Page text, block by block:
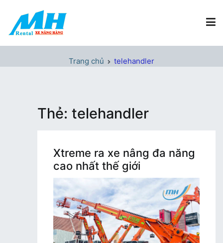
nội
Xe Nâng Hàng MH Rental
Trang chủ telehandler
Thẻ: telehandler
Xtreme ra xe nâng đa năng
cao nhất thế giới